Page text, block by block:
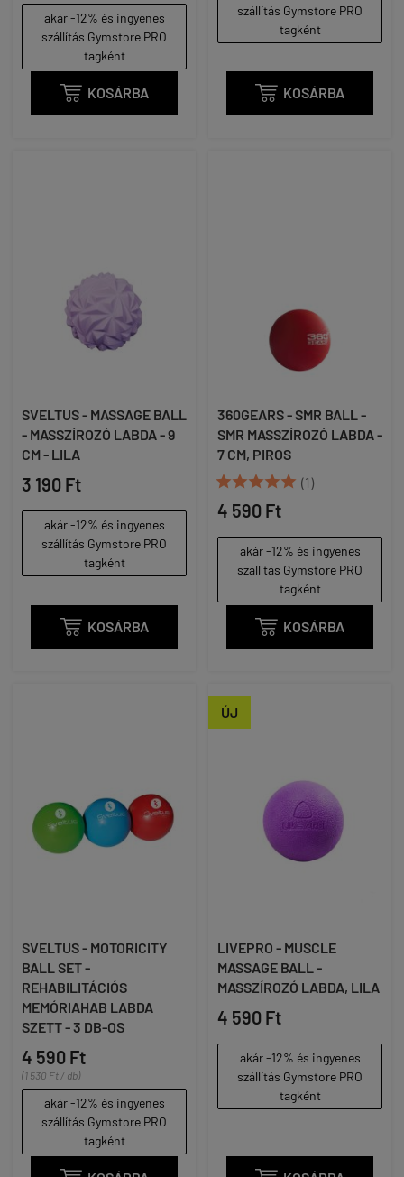
akár -12% és ingyenes
szállítás Gymstore PRO
tagként
 KOSÁRBA
szállítás Gymstore PRO
tagként
 KOSÁRBA
SVELTUS - MASSAGE BALL
- MASSZÍROZÓ LABDA - 9
CM - LILA
3 190 Ft
akár -12% és ingyenes
szállítás Gymstore PRO
tagként
 KOSÁRBA
360GEARS - SMR BALL -
SMR MASSZÍROZÓ LABDA -
7 CM, PIROS
 (1)
4 590 Ft
akár -12% és ingyenes
szállítás Gymstore PRO
tagként
 KOSÁRBA
SVELTUS - MOTORICITY
BALL SET -
REHABILITÁCIÓS
MEMÓRIAHAB LABDA
SZETT - 3 DB-OS
4 590 Ft
(1 530 Ft / db)
akár -12% és ingyenes
szállítás Gymstore PRO
tagként
ÚJ
LIVEPRO - MUSCLE
MASSAGE BALL -
MASSZÍROZÓ LABDA, LILA
4 590 Ft
akár -12% és ingyenes
szállítás Gymstore PRO
tagként